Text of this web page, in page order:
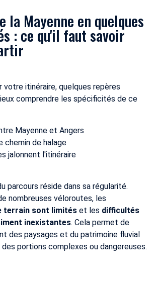
la Mayenne en quelques
: ce qu'il faut savoir
votre itinéraire, quelques repères
comprendre les spécificités de ce
Mayenne et Angers
chemin de halage
jalonnent l'itinéraire
parcours réside dans sa régularité.
nombreuses véloroutes, les
terrain sont limités et les difficultés
inexistantes. Cela permet de
des paysages et du patrimoine fluvial
des portions complexes ou dangereuses.